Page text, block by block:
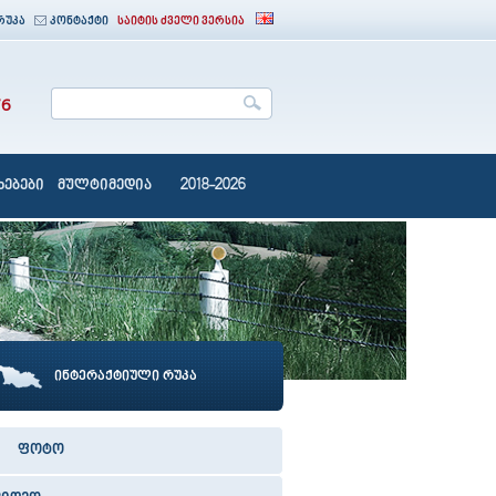
კონტაქტი საიტის ძველი ვერსია
მულტიმედია 2018-2026
ინტერაქტიული რუკა
ფოტო